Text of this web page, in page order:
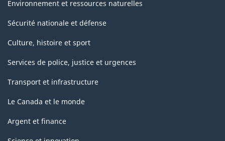
Environnement et ressources naturelles
Sécurité nationale et défense
Culture, histoire et sport
Services de police, justice et urgences
Transport et infrastructure
Le Canada et le monde
Argent et finance